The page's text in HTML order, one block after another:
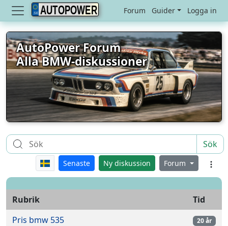
AUTOPOWER Forum Guider Logga in
AutoPower Forum
Alla BMW-diskussioner
Sök
Senaste Ny diskussion Forum
Rubrik
Tid
Pris bmw 535
20 år